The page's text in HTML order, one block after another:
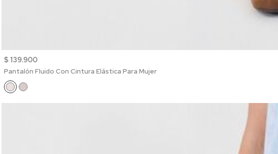
$ 139.900
Pantalón Fluido Con Cintura Elástica Para Mujer